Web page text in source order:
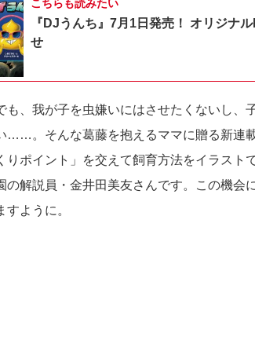
こちらも読みたい
『DJうんち』7月1日発売！ オリジナ
せ
も、我が子を虫嫌いにはさせたくないし、
……。そんな葛藤を抱えるママに贈る新連
りポイント」を交えて飼育方法をイラスト
の解説員・金井田美友さんです。この機会
ように。